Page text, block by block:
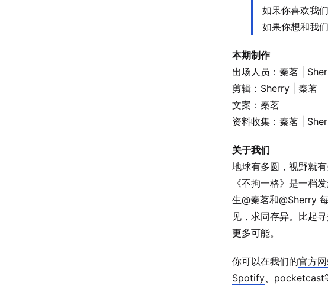
如果你喜欢我
如果你想和我
本期制作
出场人员：秦茗 |
剪辑：Sherry | 秦茗
文案：秦茗
资料收集：秦茗 |
关于我们
地球有多圆，视野就有
《不拘一格》是一档
生@秦茗和@Sherry
见，求同存异。比起
更多可能。
你可以在我们的官方
Spotify、pocketcast